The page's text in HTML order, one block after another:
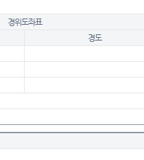
경위도좌표
경도